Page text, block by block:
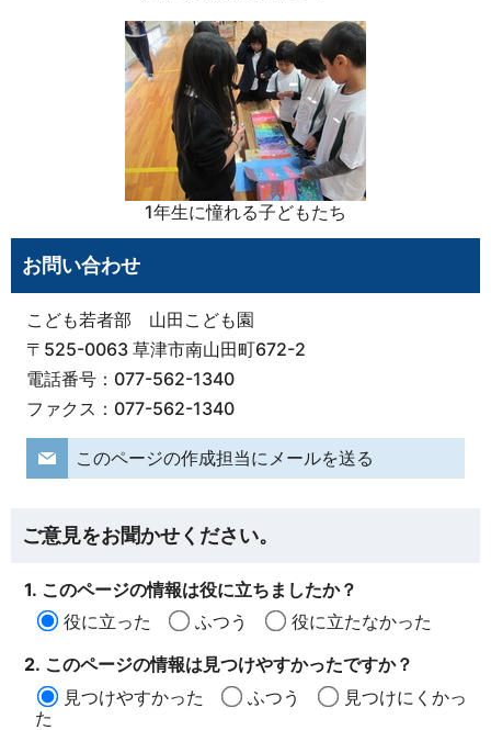
1年生に憧れる子どもたち
お問い合わせ
こども若者部 山田こども園
〒525-0063 草津市南山田町672-2
電話番号：077-562-1340
ファクス：077-562-1340
このページの作成担当にメールを送る
ご意見をお聞かせください。
1. このページの情報は役に立ちましたか？
役に立った
ふつう
役に立たなかった
2. このページの情報は見つけやすかったですか？
見つけやすかった
ふつう
見つけにくかっ
た